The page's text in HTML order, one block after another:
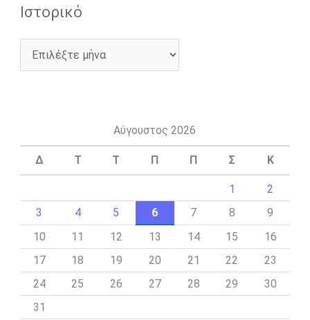
Ιστορικό
Αύγουστος 2026
Δ Τ Τ Π Π Σ Κ
1
2
3
4 5 6 7 8
9
10
11 12 13 14 15
16
17
18 19 20 21 22
23
24
25 26 27 28 29
30
31